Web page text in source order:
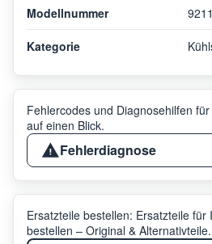
Modellnummer
Kategorie
Fehlercodes und Diagnosehilfen
auf einen Blick.
Fehlerdiagnose
Ersatzteile bestellen: Ersatzteile für
bestellen – Original & Alternativteile.